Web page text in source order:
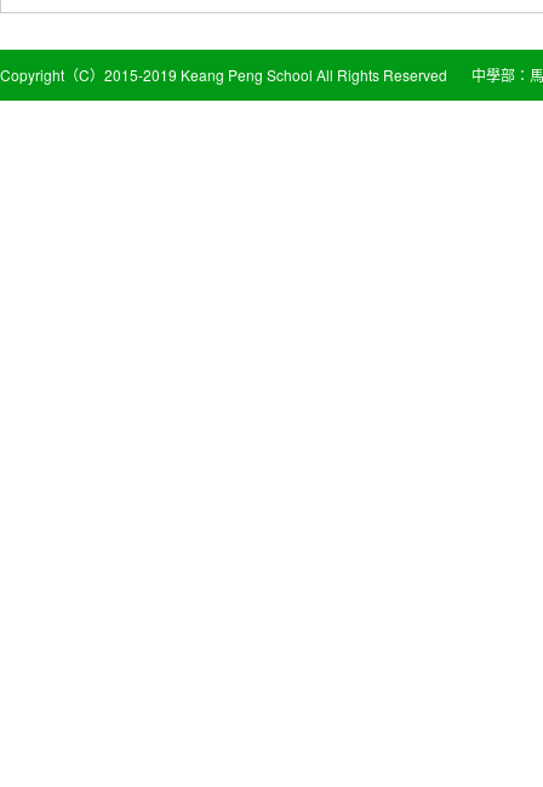
Copyright（C）2015-2019 Keang Peng School All Rights Reserved 中學部：